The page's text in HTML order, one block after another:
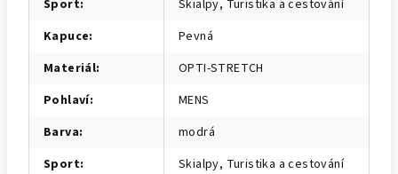
Sport:
Skialpy, Turistika a cestování
Kapuce:
Pevná
Materiál:
OPTI-STRETCH
Pohlaví:
MENS
Barva:
modrá
Sport:
Skialpy, Turistika a cestování